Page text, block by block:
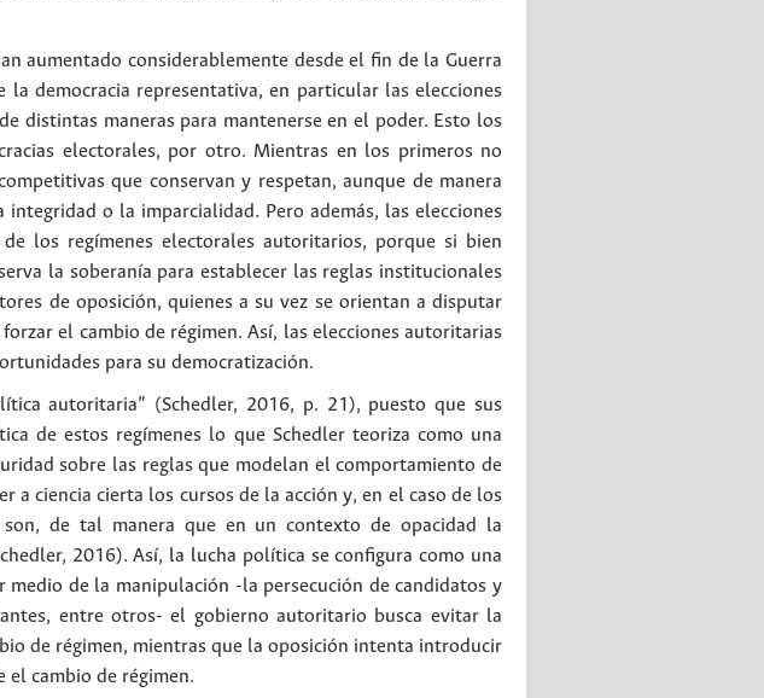
aumentado considerablemente desde el fin de la Guerra
la democracia representativa, en particular las elecciones
distintas maneras para mantenerse en el poder. Esto los
electorales, por otro. Mientras en los primeros no
que conservan y respetan, aunque de manera
o la imparcialidad. Pero además, las elecciones
los regímenes electorales autoritarios, porque si bien
la soberanía para establecer las reglas institucionales
de oposición, quienes a su vez se orientan a disputar
el cambio de régimen. Así, las elecciones autoritarias
para su democratización.
autoritaria” (Schedler, 2016, p. 21), puesto que sus
de estos regímenes lo que Schedler teoriza como una
sobre las reglas que modelan el comportamiento de
a ciencia cierta los cursos de la acción y, en el caso de los
de tal manera que en un contexto de opacidad la
2016). Así, la lucha política se configura como una
de la manipulación -la persecución de candidatos y
entre otros- el gobierno autoritario busca evitar la
de régimen, mientras que la oposición intenta introducir
el cambio de régimen.